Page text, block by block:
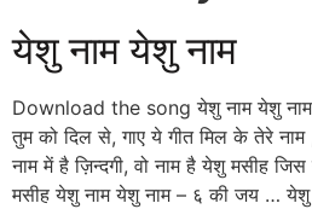
येशु नाम येशु नाम
Download the song येशु नाम येशु
तुम को दिल से, गाए ये गीत मिल के तेरे
नाम में है ज़िन्दगी, वो नाम है येशु मसीह
मसीह येशु नाम येशु नाम – ६ की जय … येशु